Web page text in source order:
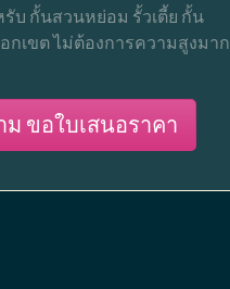
รับ กั้นสวนหย่อม รั้วเตี้ย กั้น
กเขต ไม่ต้องการความสูงมาก
ม ขอใบเสนอราคา